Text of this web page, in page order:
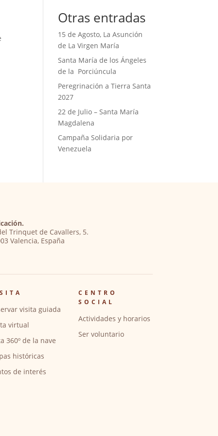
Otras entradas
15 de Agosto, La Asunción
de La Virgen María
Santa María de los Ángeles
de la Porciúncula
Peregrinación a Tierra Santa
2027
22 de Julio – Santa María
Magdalena
Campaña Solidaria por
Venezuela
Trinquet de Cavallers, 5.
Valencia, España
visita guiada
virtual
360º de la nave
históricas
de interés
CENTRO
SOCIAL
Actividades y horarios
Ser voluntario